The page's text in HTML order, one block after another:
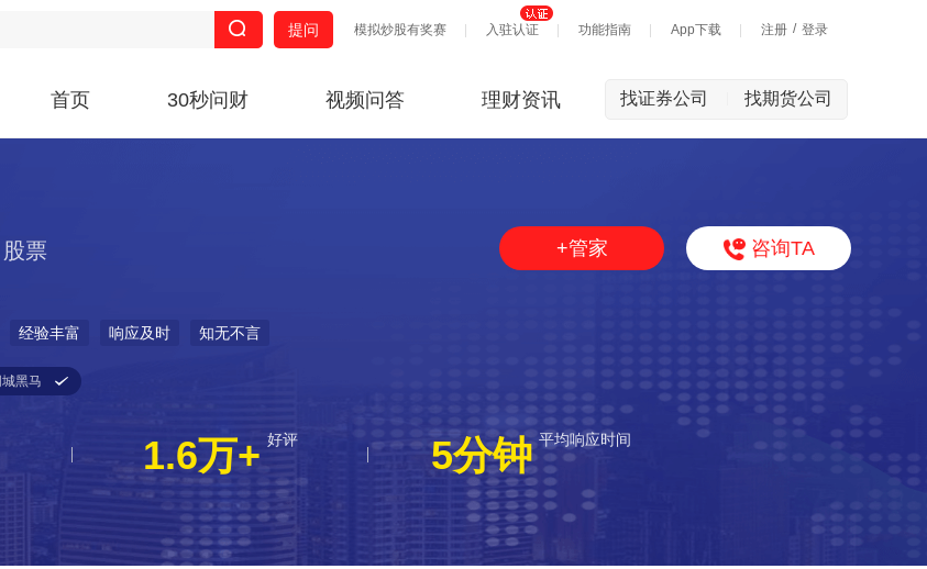
模拟炒股有奖赛 入驻认证 功能指南 App下载 注册 / 登录
提问
首页 30秒问财 视频问答 理财资讯 找证券公司 找期货公司
股票
经验丰富 响应及时 知无不言
城黑马
1.6万+ 好评 5分钟 平均响应时间
咨询TA
+管家